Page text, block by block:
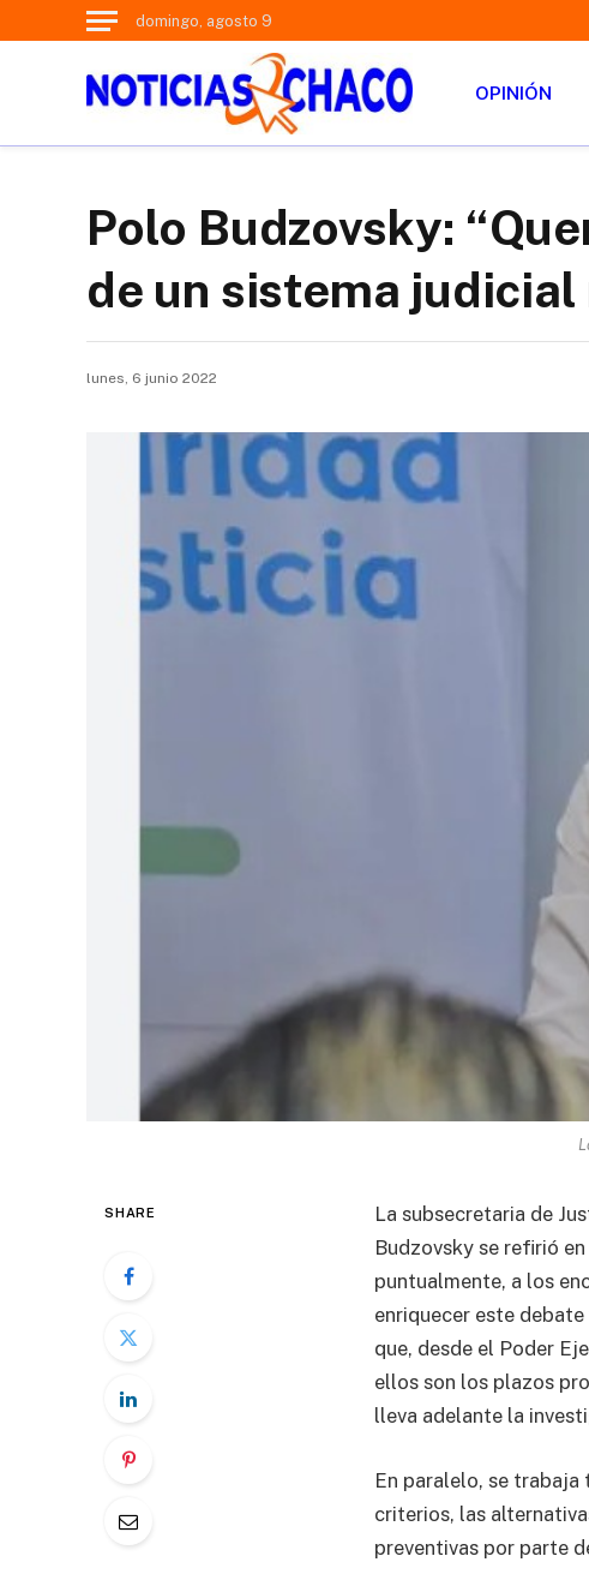
domingo, agosto 9
OPINIÓN
Polo Budzovsky:
de un sistema
lunes, 6 junio 2022
SHARE
La subsecretaria de
Budzovsky se refirió en
puntualmente, a los
enriquecer este
que, desde el Poder
ellos son los plazos
lleva adelante la
En paralelo, se trabaja
criterios, las
preventivas por parte